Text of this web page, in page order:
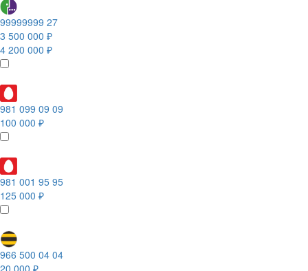
99999999 27
3 500 000 ₽
4 200 000 ₽
981 099 09 09
100 000 ₽
981 001 95 95
125 000 ₽
966 500 04 04